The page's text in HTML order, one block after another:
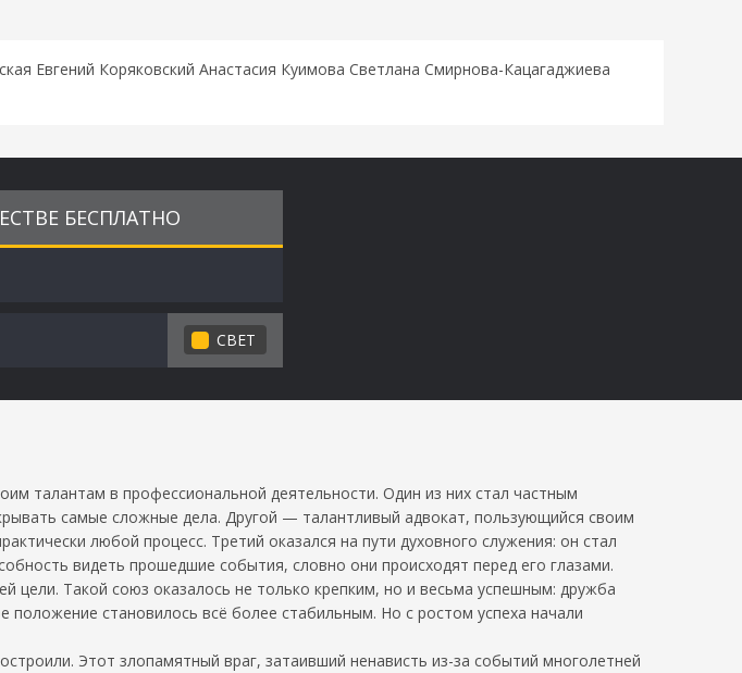
Евгений Коряковский Анастасия Куимова Светлана Смирнова-Кацагаджиева
БЕСПЛАТНО
СВЕТ
талантам в профессиональной деятельности. Один из них стал частным
самые сложные дела. Другой — талантливый адвокат, пользующийся своим
любой процесс. Третий оказался на пути духовного служения: он стал
видеть прошедшие события, словно они происходят перед его глазами.
цели. Такой союз оказалось не только крепким, но и весьма успешным: дружба
становилось всё более стабильным. Но с ростом успеха начали
Этот злопамятный враг, затаивший ненависть из-за событий многолетней